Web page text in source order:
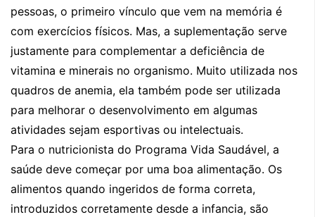
pessoas, o primeiro vínculo que vem na memória é
com exercícios físicos. Mas, a suplementação serve
justamente para complementar a deficiência de
vitamina e minerais no organismo. Muito utilizada nos
quadros de anemia, ela também pode ser utilizada
para melhorar o desenvolvimento em algumas
atividades sejam esportivas ou intelectuais.
Para o nutricionista do Programa Vida Saudável, a
saúde deve começar por uma boa alimentação. Os
alimentos quando ingeridos de forma correta,
introduzidos corretamente desde a infancia, são